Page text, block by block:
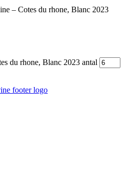
du rhone, Blanc 2023 antal